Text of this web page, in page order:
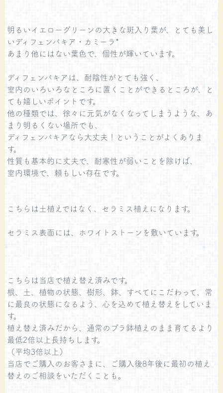
明るいイエローグリーンの大きな斑入り葉が、とても美し
いディフェンバキア・カミーラ*
あまり他にはない葉色で、個性が輝いています。
ディフェンバキアは、耐陰性がとても強く、
室内のいろいろなところに置くことができるところが、と
ても嬉しいポイントです。
他の種類では、徐々に元気がなくなってしまうような、あ
まり明るくない場所でも、
ディフェンバキアなら大丈夫！ということがよくありま
す。
性質も基本的に丈夫で、耐寒性が弱いことを除けば、
室内環境で、頼もしい存在です。
こちらは土植えではなく、セラミス植えになります。
セラミス表面には、ホワイトストーンを敷いています。
こちらは当店で植え替え済みです。
根、土、植物の状態、樹形、鉢、すべてにこだわって、常
に最良の状態になるよう、心を込めて植え替えをしていま
す。
植え替え済みだから、通常のプラ鉢植えのまま育てるより
最低2倍以上長持ちします。
（平均3倍以上）
当店でご購入のお客さまに、ご購入後8年後に最初の植え
替えのご相談をいただくことも。